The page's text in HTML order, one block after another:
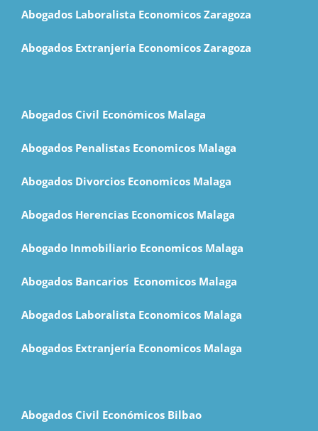
Abogados Laboralista Economicos Zaragoza
Abogados Extranjería Economicos Zaragoza
Abogados Civil Económicos Malaga
Abogados Penalistas Economicos Malaga
Abogados Divorcios Economicos Malaga
Abogados Herencias Economicos Malaga
Abogado Inmobiliario Economicos Malaga
Abogados Bancarios Economicos Malaga
Abogados Laboralista Economicos Malaga
Abogados Extranjería Economicos Malaga
Abogados Civil Económicos Bilbao